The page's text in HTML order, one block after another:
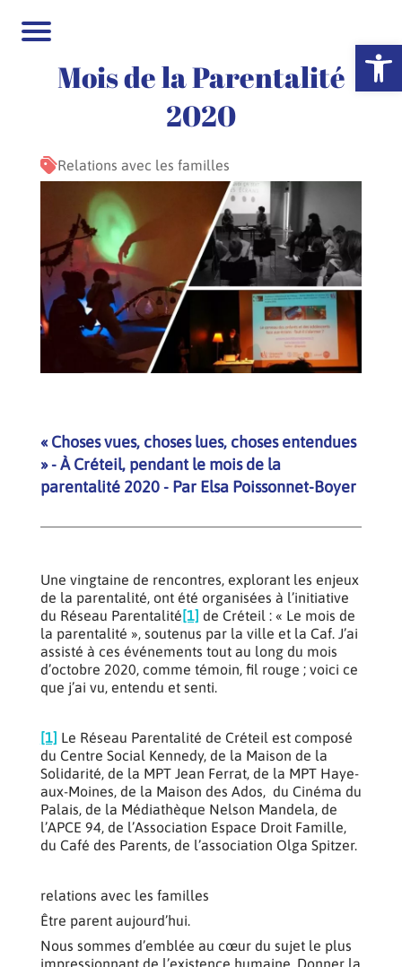
Ouvrir
Mois de la Parentalité
2020
Relations avec les familles
« Choses vues, choses lues, choses entendues
» - À Créteil, pendant le mois de la
parentalité 2020 - Par Elsa Poissonnet-Boyer
Une vingtaine de rencontres, explorant les enjeux
de la parentalité, ont été organisées à l’initiative
du Réseau Parentalité[1] de Créteil : « Le mois de
la parentalité », soutenus par la ville et la Caf. J’ai
assisté à ces événements tout au long du mois
d’octobre 2020, comme témoin, fil rouge ; voici ce
que j’ai vu, entendu et senti.
[1] Le Réseau Parentalité de Créteil est composé
du Centre Social Kennedy, de la Maison de la
Solidarité, de la MPT Jean Ferrat, de la MPT Haye-
aux-Moines, de la Maison des Ados, du Cinéma du
Palais, de la Médiathèque Nelson Mandela, de
l’APCE 94, de l’Association Espace Droit Famille,
du Café des Parents, de l’association Olga Spitzer.
relations avec les familles
Être parent aujourd’hui.
Nous sommes d’emblée au cœur du sujet le plus
impressionnant de l’existence humaine. Donner la